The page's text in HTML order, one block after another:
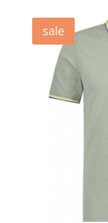
€39,99.
€10,00.
sale